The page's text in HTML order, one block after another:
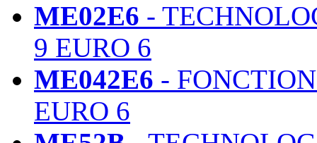
ME02E6 -
9 EURO 6
ME042E6 -
EURO 6